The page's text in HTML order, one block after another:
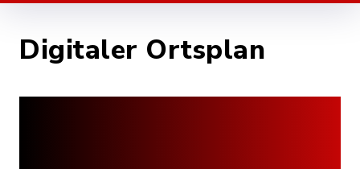
Digitaler Ortsplan